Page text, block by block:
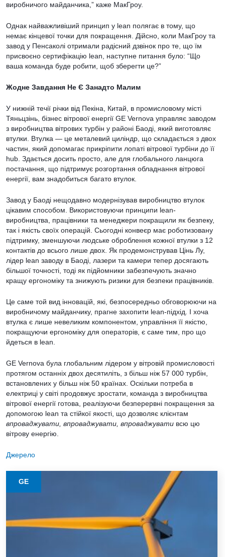
виробничого майданчика,” каже МакГроу.
Однак найважливіший принцип у lean полягає в тому, що
немає кінцевої точки для покращення. Дійсно, коли МакГроу та
завод у Пенсаколі отримали радісний дзвінок про те, що їм
присвоєно сертифікацію lean, наступне питання було: “Що
ваша команда буде робити, щоб зберегти це?”
Жодне Завдання Не Є Занадто Малим
У нижній течії річки від Пекіна, Китай, в промисловому місті
Тяньцзінь, бізнес вітрової енергії GE Vernova управляє заводом
з виробництва вітрових турбін у районі Баоді, який виготовляє
втулки. Втулка — це металевий циліндр, що складається з двох
частин, який допомагає прикріпити лопаті вітрової турбіни до її
hub. Здається досить просто, але для глобального ланцюга
постачання, що підтримує розгортання обладнання вітрової
енергії, вам знадобиться багато втулок.
Завод у Баоді нещодавно модернізував виробництво втулок
цікавим способом. Використовуючи принципи lean-
виробництва, працівники та менеджери покращили як безпеку,
так і якість своїх операцій. Сьогодні конвеєр має роботизовану
підтримку, зменшуючи людське оброблення кожної втулки з 12
контактів до всього лише двох. Як продемонстрував Цінь Лу,
лідер lean заводу в Баоді, лазери та камери тепер досягають
більшої точності, тоді як підйомники забезпечують значно
кращу ергономіку та знижують ризики для безпеки працівників.
Це саме той вид інновацій, які, безпосередньо обговорюючи на
виробничому майданчику, прагне захопити lean-підхід. І хоча
втулка є лише невеликим компонентом, управління її якістю,
покращуючи ергономіку для операторів, є саме тим, про що
йдеться в lean.
GE Vernova була глобальним лідером у вітровій промисловості
протягом останніх двох десятиліть, з більш ніж 57 000 турбін,
встановлених у більш ніж 50 країнах. Оскільки потреба в
електриці у світі продовжує зростати, команда з виробництва
вітрової енергії готова, реалізуючи безперервні покращення за
допомогою lean та стійкої якості, що дозволяє клієнтам
впроваджувати, впроваджувати, впроваджувати всю цю
вітрову енергію.
Джерело
GE